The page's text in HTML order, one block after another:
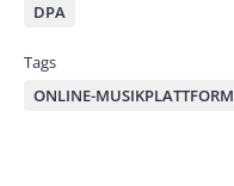
DPA
Tags
ONLINE-MUSIKPLATTFORM